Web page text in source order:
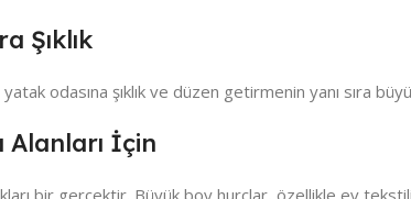
Şıklık
odasına şıklık ve düzen getirmenin yanı sıra
Alanları İçin
bir gerçektir. Büyük boy hurçlar, özellikle ev